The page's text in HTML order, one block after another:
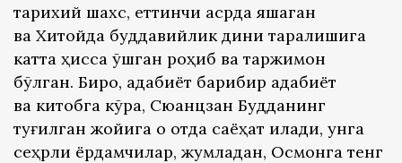
тарихий шахс, еттинчи асрда яшаган
ва Хитойда буддавийлик дини тарқалишига
катта ҳисса қўшган роҳиб ва ​​таржимон
бўлган. Бироқ, адабиёт барибир адабиёт
ва китобга кўра, Сюанцзан Будданинг
туғилган жойига оқ отда саёҳат қилади, унга
сеҳрли ёрдамчилар, жумладан, Осмонга тенг